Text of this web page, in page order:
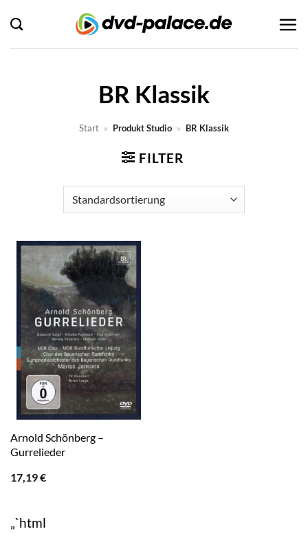
Inhalt
springen
BR Klassik
Start » Produkt Studio » BR Klassik
FILTER
Arnold Schönberg –
Gurrelieder
17,19€
„`html